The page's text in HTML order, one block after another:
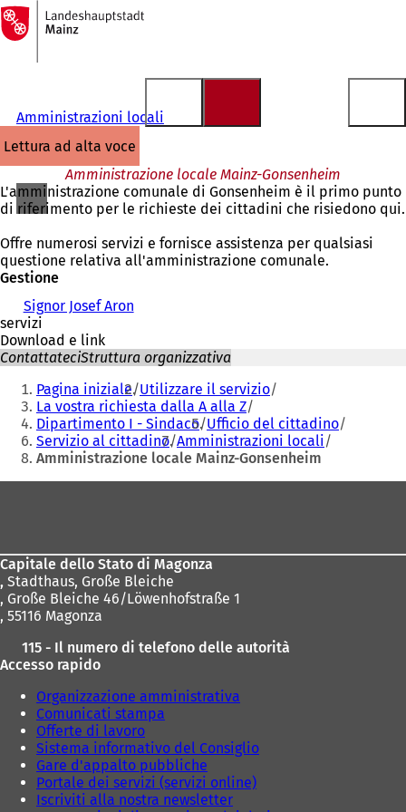
Vai al contenuto
Alla
pagina
iniziale
Amministrazioni locali
lettura ad alta voce
Amministrazione locale Mainz-Gonsenheim
L'amministrazione comunale di Gonsenheim è il primo punto
di riferimento per le richieste dei cittadini che risiedono qui.
Offre numerosi servizi e fornisce assistenza per qualsiasi
questione relativa all'amministrazione comunale.
Gestione
Signor Josef Aron
servizi
Download e link
ContattateciStruttura organizzativa
Siete
qui:
Pagina iniziale Utilizzare il servizio
La vostra richiesta dalla A alla Z
Dipartimento I - Sindaco Ufficio del cittadino
Servizio al cittadino Amministrazioni locali
Amministrazione locale Mainz-Gonsenheim
Capitale dello Stato di Magonza
, Stadthaus, Große Bleiche
, Große Bleiche 46/Löwenhofstraße 1
, 55116 Magonza
115 - Il numero di telefono delle autorità
Accesso rapido
Organizzazione amministrativa
Comunicati stampa
Offerte di lavoro
Sistema informativo del Consiglio
Gare d'appalto pubbliche
Portale dei servizi (servizi online)
Iscriviti alla nostra newsletter